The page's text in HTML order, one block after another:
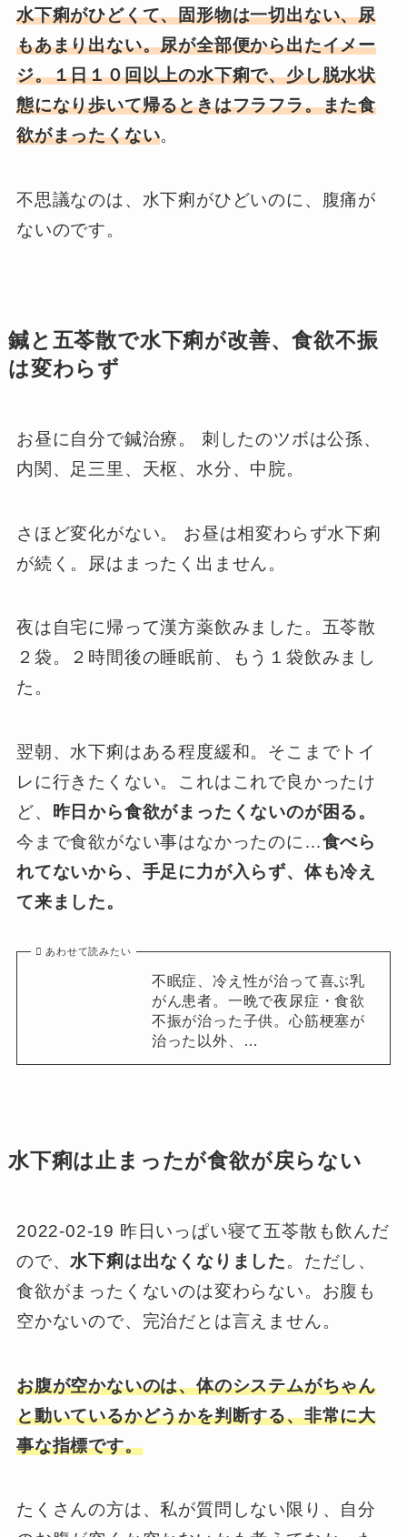
水下痢がひどくて、固形物は一切出ない、尿
もあまり出ない。尿が全部便から出たイメー
ジ。１日１０回以上の水下痢で、少し脱水状
態になり歩いて帰るときはフラフラ。また食
欲がまったくない。
不思議なのは、水下痢がひどいのに、腹痛が
ないのです。
鍼と五苓散で水下痢が改善、食欲不振
は変わらず
お昼に自分で鍼治療。 刺したのツボは公孫、
内関、足三里、天枢、水分、中脘。
さほど変化がない。 お昼は相変わらず水下痢
が続く。尿はまったく出ません。
夜は自宅に帰って漢方薬飲みました。五苓散
２袋。２時間後の睡眠前、もう１袋飲みまし
た。
翌朝、水下痢はある程度緩和。そこまでトイ
レに行きたくない。これはこれで良かったけ
ど、
昨日から食欲がまったくないのが困る。
今まで食欲がない事はなかったのに…食べら
れてないから、手足に力が入らず、体も冷え
て来ました。
あわせて読みたい
不眠症、冷え性が治って喜ぶ乳
がん患者。一晩で夜尿症・食欲
不振が治った子供。心筋梗塞が
治った以外、…
水下痢は止まったが食欲が戻らない
2022-02-19 昨日いっぱい寝て五苓散も飲んだ
ので、水下痢は出なくなりました。ただし、
食欲がまったくないのは変わらない。お腹も
空かないので、完治だとは言えません。
お腹が空かないのは、体のシステムがちゃん
と動いているかどうかを判断する、非常に大
事な指標です。
たくさんの方は、私が質問しない限り、自分